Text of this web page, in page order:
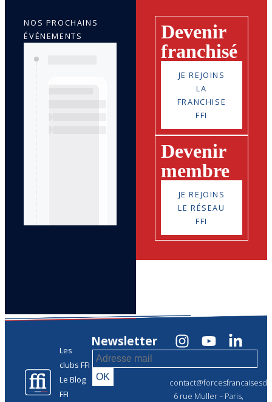
Devenir
franchisé
JE REJOINS
LA
FRANCHISE
FFI
Devenir
membre
JE REJOINS
LE RÉSEAU
FFI
NOS PROCHAINS
ÉVÉNEMENTS
Les
clubs FFI
Le Blog
FFI
6 rue Muller – Paris,
Newsletter